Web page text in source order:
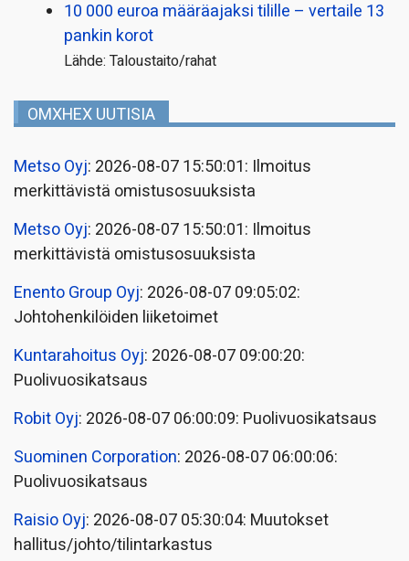
10 000 euroa määräajaksi tilille – vertaile 13
pankin korot
Lähde: Taloustaito/rahat
OMXHEX UUTISIA
Metso Oyj: 2026-08-07 15:50:01: Ilmoitus
merkittävistä omistusosuuksista
Metso Oyj: 2026-08-07 15:50:01: Ilmoitus
merkittävistä omistusosuuksista
Enento Group Oyj: 2026-08-07 09:05:02:
Johtohenkilöiden liiketoimet
Kuntarahoitus Oyj: 2026-08-07 09:00:20:
Puolivuosikatsaus
Robit Oyj: 2026-08-07 06:00:09: Puolivuosikatsaus
Suominen Corporation: 2026-08-07 06:00:06:
Puolivuosikatsaus
Raisio Oyj: 2026-08-07 05:30:04: Muutokset
hallitus/johto/tilintarkastus